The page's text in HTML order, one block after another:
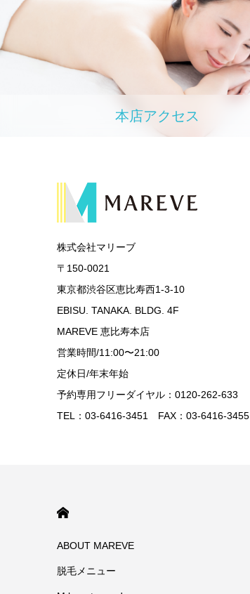
本店アクセス
株式会社マリーブ
〒150-0021
東京都渋谷区恵比寿西1-3-10
EBISU. TANAKA. BLDG. 4F
MAREVE 恵比寿本店
営業時間/11:00〜21:00
定休日/年末年始
予約専用フリーダイヤル：0120-262-633
TEL：03-6416-3451 FAX：03-6416-3455
ABOUT MAREVE
脱毛メニュー